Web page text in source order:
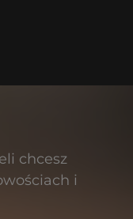
chcesz
i